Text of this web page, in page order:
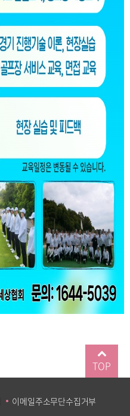
이메일주소무단수집거부
TOP